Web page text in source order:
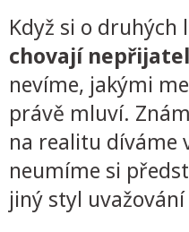
Když si o druhých
chovají
nevíme, jakými
právě mluví.
na realitu díváme
neumíme si
jiný styl